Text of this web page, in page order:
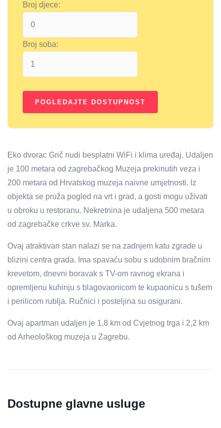
Broj djece:
Broj soba:
Eko dvorac Grič nudi besplatni WiFi i klima uređaj. Udaljen
je 100 metara od zagrebačkog Muzeja prekinutih veza i
200 metara od Hrvatskog muzeja naivne umjetnosti. Iz
objekta se pruža pogled na vrt i grad, a gosti mogu uživati ​​
u obroku u restoranu. Nekretnina je udaljena 500 metara
od zagrebačke crkve sv. Marka.
Ovaj atraktivan stan nalazi se na zadnjem katu zgrade u
blizini centra grada. Ima spavaću sobu s udobnim bračnim
krevetom, dnevni boravak s TV-om ravnog ekrana i
opremljenu kuhinju s blagovaonicom te kupaonicu s tušem
i perilicom rublja. Ručnici i posteljina su osigurani.
Ovaj apartman udaljen je 1,8 km od Cvjetnog trga i 2,2 km
od Arheološkog muzeja u Zagrebu.
Dostupne glavne usluge